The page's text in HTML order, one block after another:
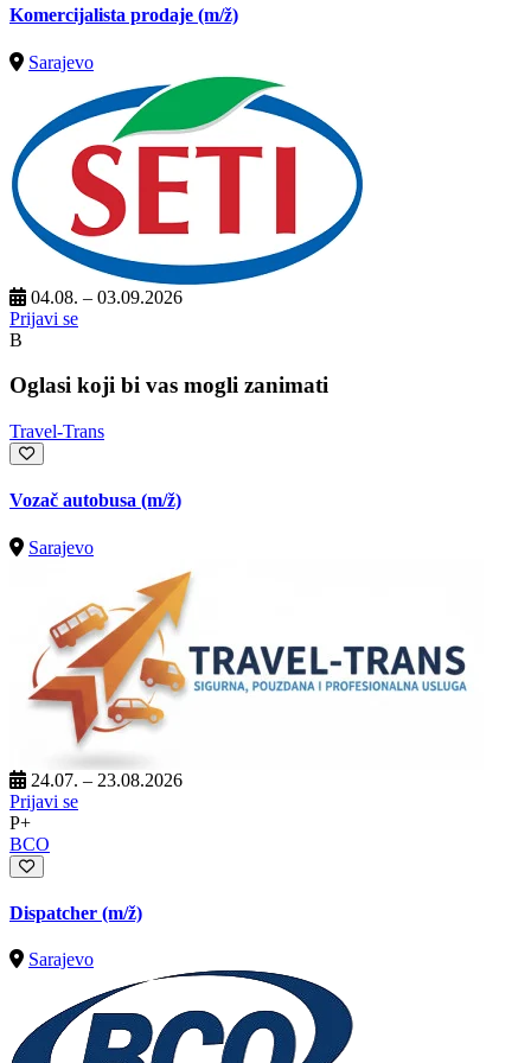
Komercijalista prodaje (m/ž)
Sarajevo
04.08. – 03.09.2026
Prijavi se
B
Oglasi koji bi vas mogli zanimati
Travel-Trans
Vozač autobusa (m/ž)
Sarajevo
24.07. – 23.08.2026
Prijavi se
P+
BCO
Dispatcher (m/ž)
Sarajevo